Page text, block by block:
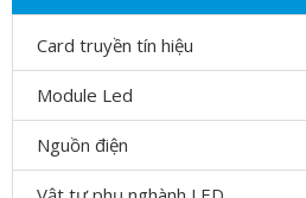
Card truyền tín hiệu
Module Led
Nguồn điện